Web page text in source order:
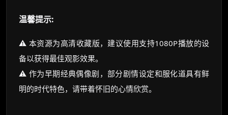
温馨提示:
⚠️ 本资源为高清收藏版，建议使用支持1080P播放的设
备以获得最佳观影效果。
⚠️ 作为早期经典偶像剧，部分剧情设定和服化道具有鲜
明的时代特色，请带着怀旧的心情欣赏。